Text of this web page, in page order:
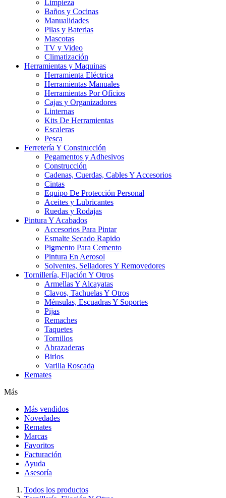
Limpieza
Baños y Cocinas
Manualidades
Pilas y Baterias
Mascotas
TV y Video
Climatización
Herramientas y Maquinas
Herramienta Eléctrica
Herramientas Manuales
Herramientas Por Ofícios
Cajas y Organizadores
Linternas
Kits De Herramientas
Escaleras
Pesca
Ferretería Y Construcción
Pegamentos y Adhesivos
Construcción
Cadenas, Cuerdas, Cables Y Accesorios
Cintas
Equipo De Protección Personal
Aceites y Lubricantes
Ruedas y Rodajas
Pintura Y Acabados
Accesorios Para Pintar
Esmalte Secado Rapido
Pigmento Para Cemento
Pintura En Aerosol
Solventes, Selladores Y Removedores
Tornillería, Fijación Y Otros
Armellas Y Alcayatas
Clavos, Tachuelas Y Otros
Ménsulas, Escuadras Y Soportes
Pijas
Remaches
Taquetes
Tornillos
Abrazaderas
Birlos
Varilla Roscada
Remates
Más
Más vendidos
Novedades
Remates
Marcas
Favoritos
Facturación
Ayuda
Asesoría
Todos los productos